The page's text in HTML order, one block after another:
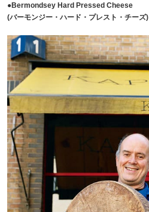
●Bermondsey Hard Pressed Cheese
(バーモンジー・ハード・プレスト・チーズ)